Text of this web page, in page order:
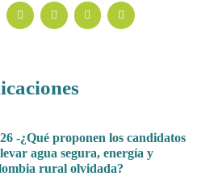
-¿Qué proponen los candidatos
agua segura, energía y
rural olvidada?